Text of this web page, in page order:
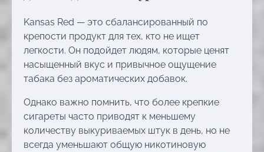
Kansas Red — это сбалансированный по
крепости продукт для тех, кто не ищет
легкости. Он подойдет людям, которые ценят
насыщенный вкус и привычное ощущение
табака без ароматических добавок.
Однако важно помнить, что более крепкие
сигареты часто приводят к меньшему
количеству выкуриваемых штук в день, но не
всегда уменьшают общую никотиновую